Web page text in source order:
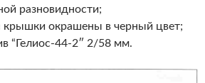
разновидности;
крышки окрашены в черный цвет;
“Гелиос-44-2″ 2/58 мм.